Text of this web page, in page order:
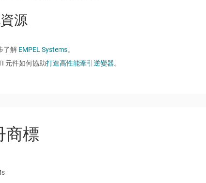
源
了解 EMPEL Systems。
元件如何協助打造高性能牽引逆變器。
商標